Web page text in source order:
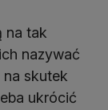
na tak
nazywać
na skutek
ukrócić